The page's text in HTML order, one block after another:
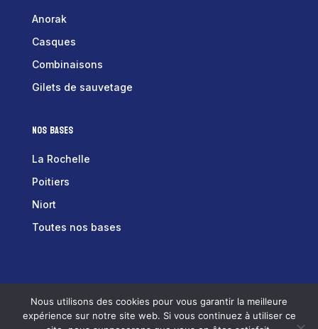
Anorak
Casques
Combinaisons
Gilets de sauvetage
Nos bases
La Rochelle
Poitiers
Niort
Toutes nos bases
Conditions Générales de Vente
Nous utilisons des cookies pour vous garantir la meilleure
expérience sur notre site web. Si vous continuez à utiliser ce